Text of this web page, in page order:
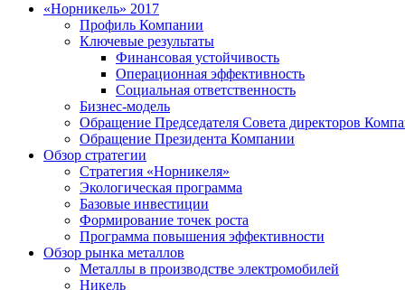
«Норникель» 2017
Профиль Компании
Ключевые результаты
Финансовая устойчивость
Операционная эффективность
Социальная ответственность
Бизнес-модель
Обращение Председателя Совета директоров
Обращение Президента Компании
Обзор стратегии
Стратегия «Норникеля»
Экологическая программа
Базовые инвестиции
Формирование точек роста
Программа повышения эффективности
Обзор рынка металлов
Металлы в производстве электромобилей
Никель